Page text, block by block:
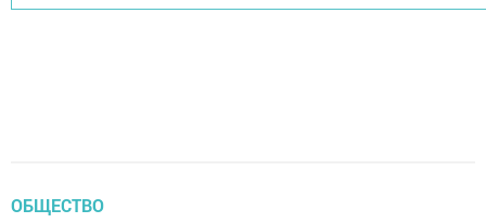
ОБЩЕСТВО